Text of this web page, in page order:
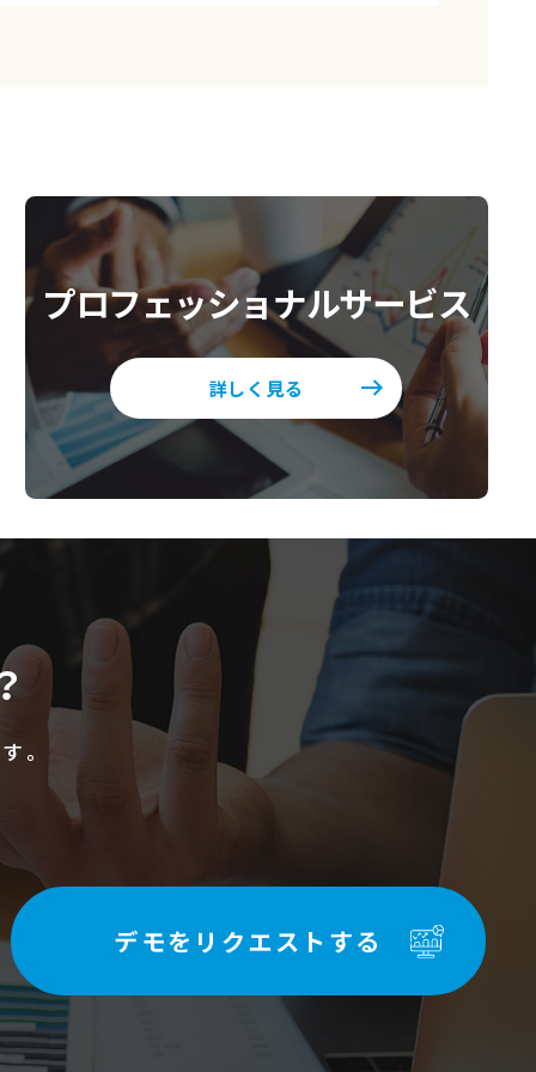
プロフェッショナルサービス
詳しく見る
。
デモをリクエストする